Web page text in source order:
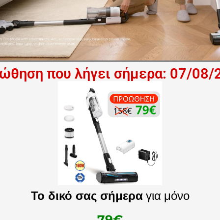
που λήγει σήμερα: 07/08/
Το δικό σας σήμεραγια μόνο